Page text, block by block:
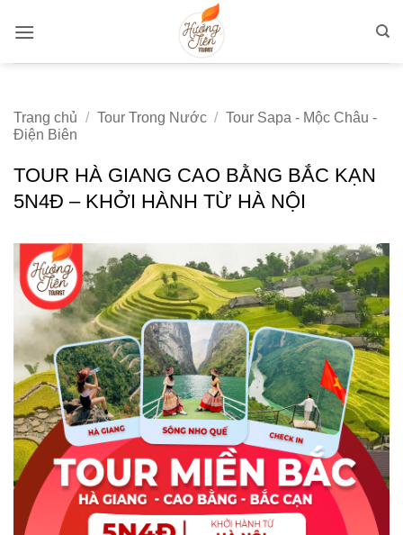
qua
Trang chủ / Tour Trong Nước / Tour Sapa - Mộc Châu -
Điện Biên
TOUR HÀ GIANG CAO BẰNG BẮC KẠN
5N4Đ – KHỞI HÀNH TỪ HÀ NỘI